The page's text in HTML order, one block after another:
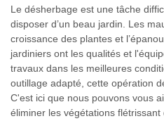
Le désherbage est une tâche
disposer d’un beau jardin. Les
croissance des plantes et
jardiniers ont les qualités et
travaux dans les meilleures
outillage adapté, cette opération
C'est ici que nous pouvons vous
éliminer les végétations